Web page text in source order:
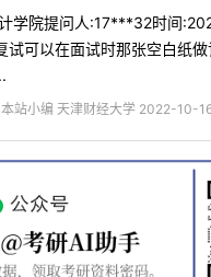
学院提问人:17***32时间
试可以在面试时那张空白纸
本站小编 天津财经大学 2022-10-